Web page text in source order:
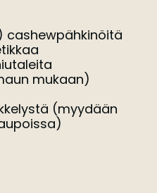
cashewpähkinöitä
mukaan)
(myydään